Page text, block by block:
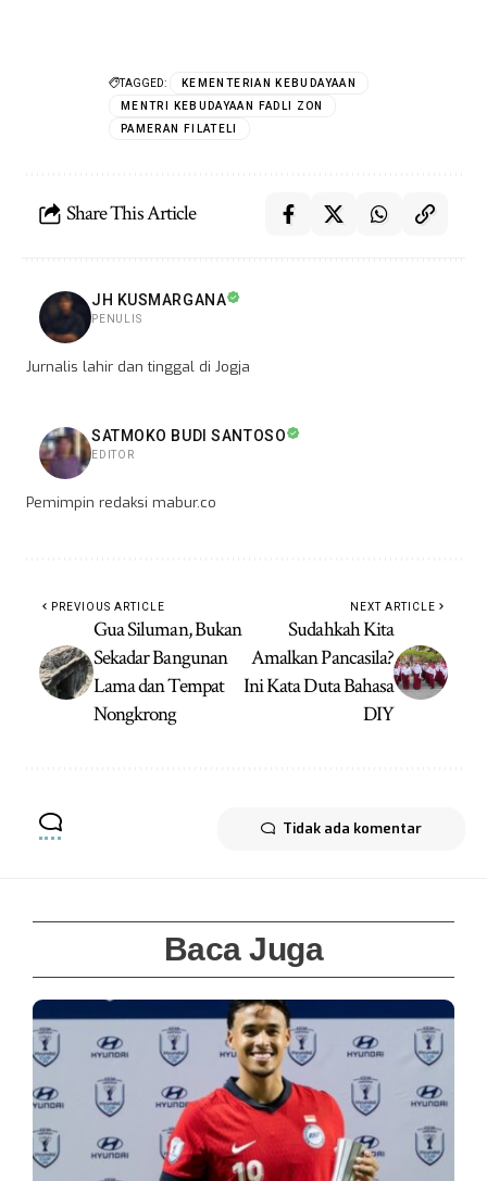
TAGGED:
KEMENTERIAN KEBUDAYAAN
MENTRI KEBUDAYAAN FADLI ZON
PAMERAN FILATELI
Share This Article
JH KUSMARGANA
PENULIS
Jurnalis lahir dan tinggal di Jogja
SATMOKO BUDI SANTOSO
EDITOR
Pemimpin redaksi mabur.co
PREVIOUS ARTICLE
Gua Siluman, Bukan
Sekadar Bangunan
Lama dan Tempat
Nongkrong
NEXT ARTICLE
Sudahkah Kita
Amalkan Pancasila?
Ini Kata Duta Bahasa
DIY
Tidak ada komentar
Baca Juga